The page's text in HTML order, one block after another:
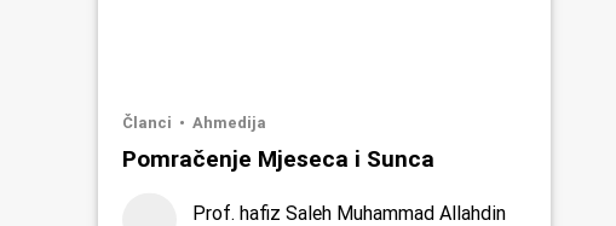
Članci Ahmedija
Pomračenje Mjeseca i Sunca
Prof. hafiz Saleh Muhammad Allahdin